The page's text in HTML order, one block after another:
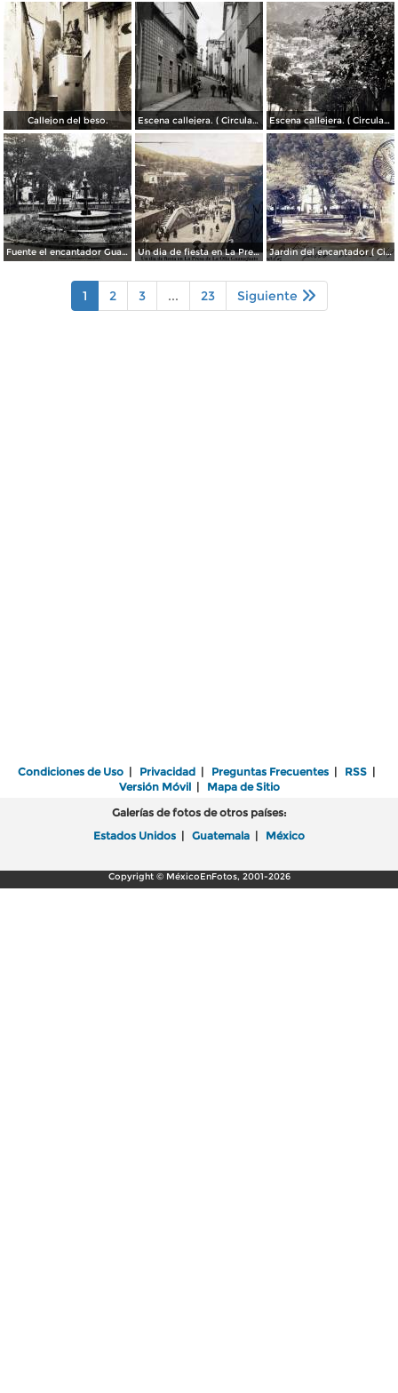
Callejon del beso. Escena callejera. ( Circulada el 13 de Mayo de 1941 ). Escena callejera. ( Circulada el 14 de Diciembre de 1930 ).
Fuente el encantador Guanajuato. Un dia de fiesta en La Presa de La Olla Guanajuato ( Circulada el 9 de Agosto de 1905 ). Jardin del encantador ( Circulada el 30 de Julio de 1905 ).
1 2 3 ... 23 Siguiente
Condiciones de Uso | Privacidad | Preguntas Frecuentes | RSS |
Versión Móvil| Mapa de Sitio
Galerías de fotos de otros países:
Estados Unidos | Guatemala | México
Copyright © MéxicoEnFotos, 2001-2026